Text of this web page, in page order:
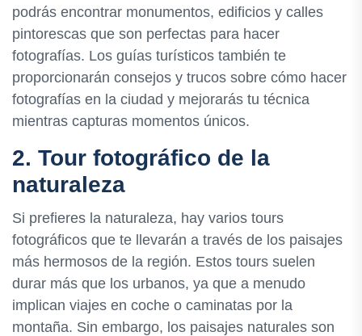
podrás encontrar monumentos, edificios y calles
pintorescas que son perfectas para hacer
fotografías. Los guías turísticos también te
proporcionarán consejos y trucos sobre cómo hacer
fotografías en la ciudad y mejorarás tu técnica
mientras capturas momentos únicos.
2. Tour fotográfico de la
naturaleza
Si prefieres la naturaleza, hay varios tours
fotográficos que te llevarán a través de los paisajes
más hermosos de la región. Estos tours suelen
durar más que los urbanos, ya que a menudo
implican viajes en coche o caminatas por la
montaña. Sin embargo, los paisajes naturales son